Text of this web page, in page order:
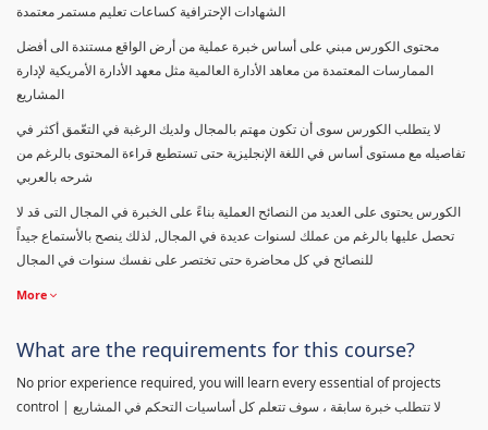
الشهادات الإحترافية كساعات تعليم مستمر معتمدة
محتوى الكورس مبني على أساس خبرة عملية من أرض الواقع مستندة الى أفضل
الممارسات المعتمدة من معاهد الأدارة العالمية مثل معهد الأدارة الأمريكية لإدارة
المشاريع
لا يتطلب الكورس سوى أن تكون مهتم بالمجال ولديك الرغبة في التعّمق أكثر في
تفاصيله مع مستوى أساس في اللغة الإنجليزية حتى تستطيع قراءة المحتوى بالرغم من
شرحه بالعربي
الكورس يحتوى على العديد من النصائح العملية بناءً على الخبرة في المجال التى قد لا
تحصل عليها بالرغم من عملك لسنوات عديدة في المجال, لذلك ينصح بالأستماع جيداً
للنصائح في كل محاضرة حتى تختصر على نفسك سنوات في المجال
More
What are the requirements for this course?
No prior experience required, you will learn every essential of projects
control | لا تتطلب خبرة سابقة ، سوف تتعلم كل أساسيات التحكم في المشاريع